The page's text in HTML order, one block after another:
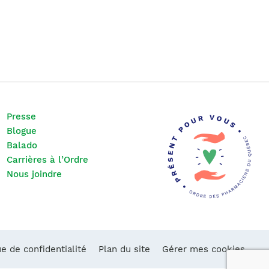
Presse
Blogue
Balado
Carrières à l’Ordre
Nous joindre
de confidentialité Plan du site Gérer mes cookies